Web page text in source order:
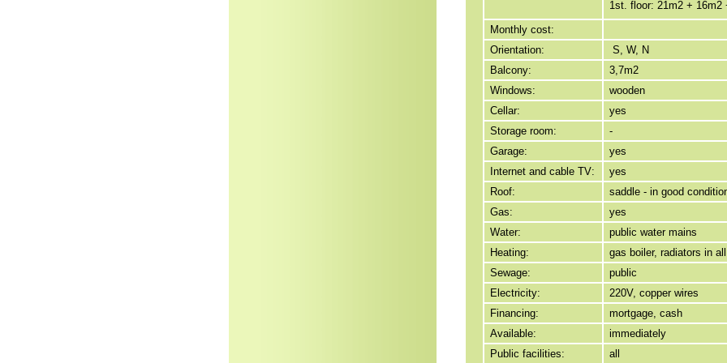
1st. floor: 21m2 + 16m2
Monthly cost:
Orientation:
S, W, N
Balcony:
3,7m2
Windows:
wooden
Cellar:
yes
Storage room:
-
Garage:
yes
Internet and cable TV:
yes
Roof:
saddle - in good
Gas:
yes
Water:
public water mains
Heating:
gas boiler, radiators in
Sewage:
public
Electricity:
220V, copper wires
Financing:
mortgage, cash
Available:
immediately
Public facilities:
all